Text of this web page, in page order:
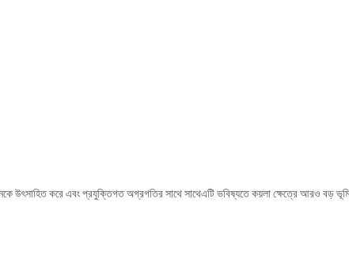
উৎসাহিত করে এবং প্রযুক্তিগত অগ্রগতির সাথে সাথেএটি ভবিষ্যতে কয়লা ক্ষেত্রে আরও বড়